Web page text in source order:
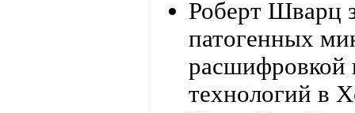
Роберт Шварц
патогенных
расшифровкой
технологий в